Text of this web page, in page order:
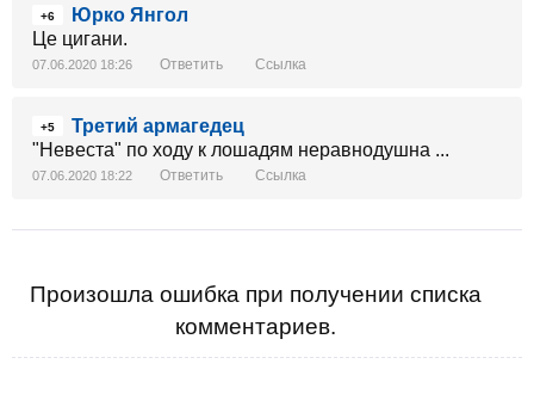
+6
Юрко Янгол
Це цигани.
07.06.2020 18:26 Ответить Ссылка
+5
Третий армагедец
"Невеста" по ходу к лошадям неравнодушна ...
07.06.2020 18:22 Ответить Ссылка
Произошла ошибка при получении списка
комментариев.